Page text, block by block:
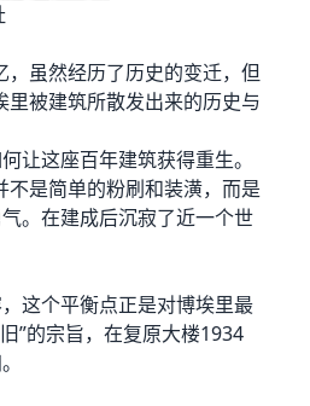
虽然经历了历史的变迁，但
被建筑所散发出来的历史与
让这座百年建筑获得重生。
是简单的粉刷和装潢，而是
。在建成后沉寂了近一个世
这个平衡点正是对博埃里最
”的宗旨，在复原大楼1934